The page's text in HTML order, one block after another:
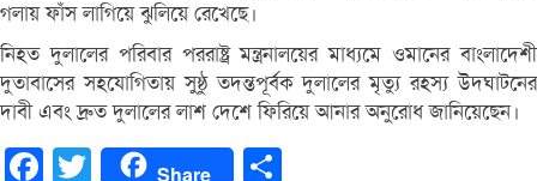
গলায় ফাঁস লাগিয়ে ঝুলিয়ে রেখেছে।
নিহত দুলালের পরিবার পররাষ্ট্র মন্ত্রনালয়ের মাধ্যমে ওমানের বাংলাদেশী
দুতাবাসের সহযোগিতায় সুষ্ঠু তদন্তপূর্বক দুলালের মৃত্যু রহস্য উদঘাটনের
দাবী এবং দ্রুত দুলালের লাশ দেশে ফিরিয়ে আনার অনুরোধ জানিয়েছেন।
FacebookTwitter Share